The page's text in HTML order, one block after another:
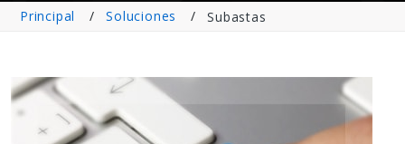
Principal Soluciones Subastas